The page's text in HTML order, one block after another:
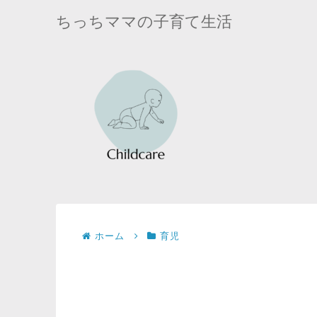
ちっちママの子育て生活
ホーム 育児